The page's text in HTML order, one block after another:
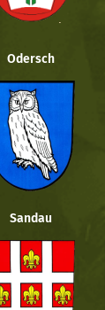
Odersch
Sandau